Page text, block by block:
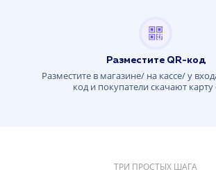
Разместите QR-код
Разместите в магазине/ на кассе/ у
код и покупатели скачают
ТРИ ПРОСТЫХ ШАГА